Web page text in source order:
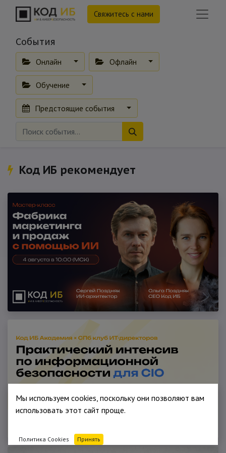
Свяжитесь с нами
События
Онлайн Офлайн
Обучение
Предстоящие события
Код ИБ рекомендует
Мы используем cookies, поскольку они позволяют вам
использовать этот сайт проще.
Политика Cookies Принять